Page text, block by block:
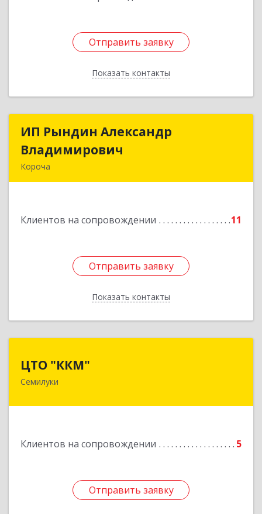
Отправить заявку
Показать контакты
Отправить заявку
Назад
ИП Рындин Александр
Владимирович
Короча
Клиентов на сопровождении 11
Отправить заявку
Показать контакты
ИП Рындин Александр
Подробнее
Отправить заявку
Назад
ЦТО "ККМ"
Семилуки
Клиентов на сопровождении 5
Отправить заявку
Отправить заявку